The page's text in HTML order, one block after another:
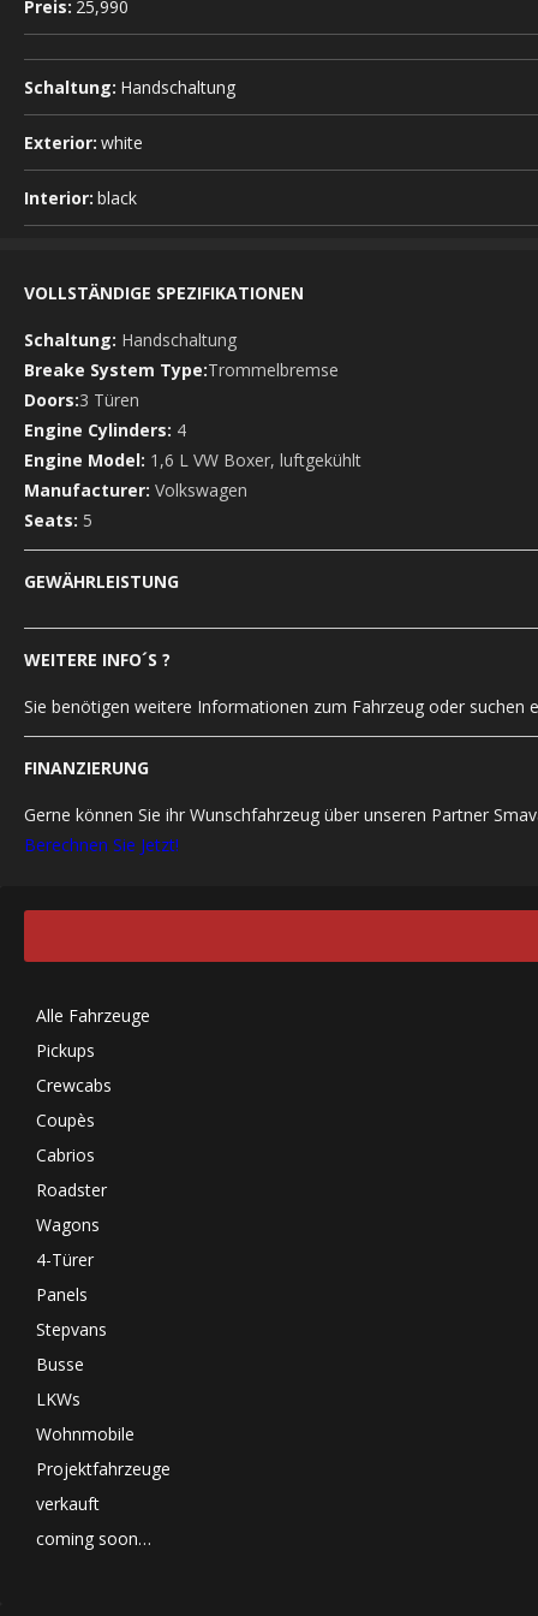
Preis: 25,990
Schaltung: Handschaltung
Exterior: white
Interior: black
VOLLSTÄNDIGE SPEZIFIKATIONEN
Schaltung: Handschaltung
Breake System Type:Trommelbremse
Doors:3 Türen
Engine Cylinders: 4
Engine Model: 1,6 L VW Boxer, luftgekühlt
Manufacturer: Volkswagen
Seats: 5
GEWÄHRLEISTUNG
WEITERE INFO´S ?
Sie benötigen weitere Informationen zum Fahrzeug oder suchen
FINANZIERUNG
Gerne können Sie ihr Wunschfahrzeug über unseren Partner
Berechnen Sie Jetzt!
Alle Fahrzeuge
Pickups
Crewcabs
Coupès
Cabrios
Roadster
Wagons
4-Türer
Panels
Stepvans
Busse
LKWs
Wohnmobile
Projektfahrzeuge
verkauft
coming soon…